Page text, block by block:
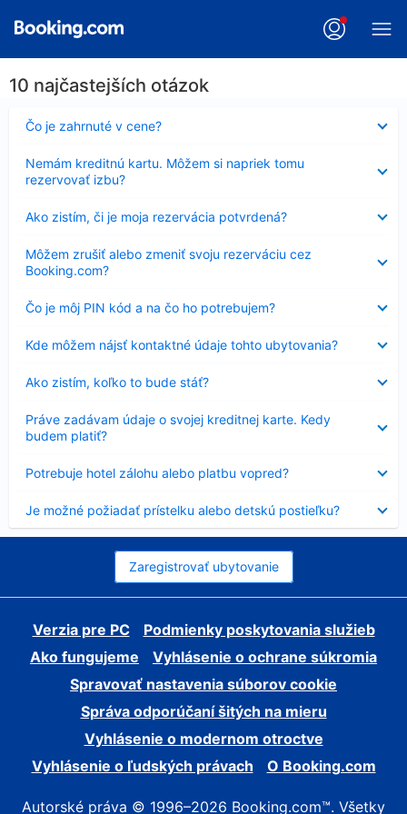
10 najčastejších otázok
Čo je zahrnuté v cene?
Nezobrazuje
sa
Nemám kreditnú kartu. Môžem si napriek tomu
rezervovať izbu?
sa
Ako zistím, či je moja rezervácia potvrdená?
sa
Môžem zrušiť alebo zmeniť svoju rezerváciu cez
Booking.com?
sa
Čo je môj PIN kód a na čo ho potrebujem?
Nezobrazuje
sa
Kde môžem nájsť kontaktné údaje tohto ubytovania?
sa
Ako zistím, koľko to bude stáť?
sa
Práve zadávam údaje o svojej kreditnej karte. Kedy
budem platiť?
sa
Potrebuje hotel zálohu alebo platbu vopred?
sa
Je možné požiadať prístelku alebo detskú postieľku?
sa
Zaregistrovať ubytovanie
Verzia pre PC
Podmienky poskytovania služieb
Ako fungujeme
Vyhlásenie o ochrane súkromia
Spravovať nastavenia súborov cookie
Správa odporúčaní šitých na mieru
Vyhlásenie o modernom otroctve
Vyhlásenie o ľudských právach
O Booking.com
Autorské práva © 1996–2026 Booking.com™. Všetky